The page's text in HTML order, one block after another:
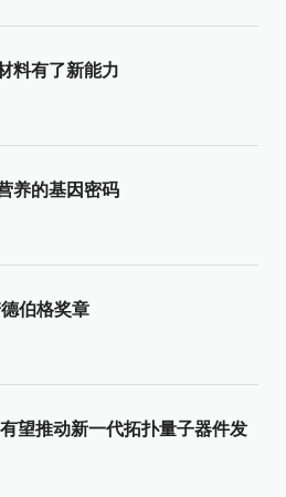
料有了新能力
养的基因密码
伯格奖章
望推动新一代拓扑量子器件发